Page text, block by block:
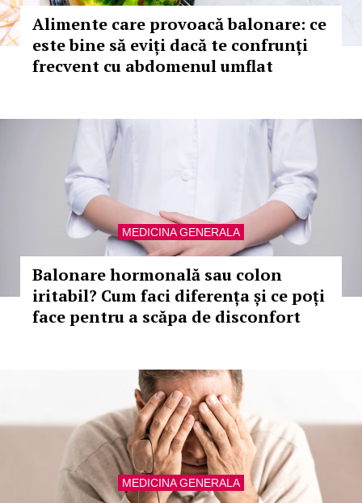
Alimente care provoacă balonare: ce
este bine să eviți dacă te confrunți
frecvent cu abdomenul umflat
MEDICINA GENERALA
Balonare hormonală sau colon
iritabil? Cum faci diferența și ce poți
face pentru a scăpa de disconfort
MEDICINA GENERALA